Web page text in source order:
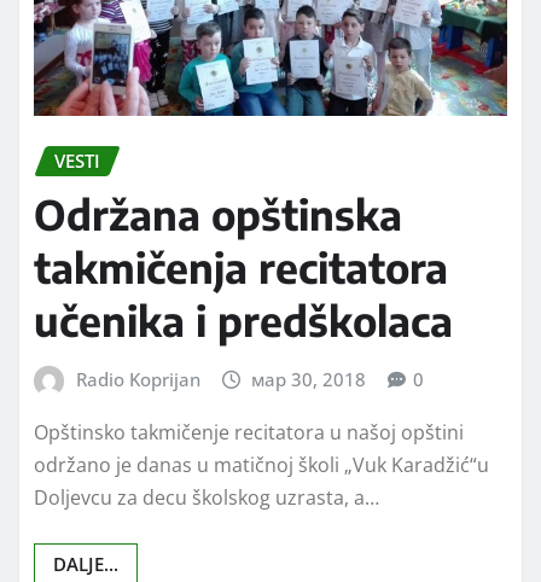
VESTI
Održana opštinska
takmičenja recitatora
učenika i predškolaca
Radio Koprijan мар 30, 2018 0
Opštinsko takmičenje recitatora u našoj opštini
održano je danas u matičnoj školi „Vuk Karadžić“u
Doljevcu za decu školskog uzrasta, a…
DALJE...